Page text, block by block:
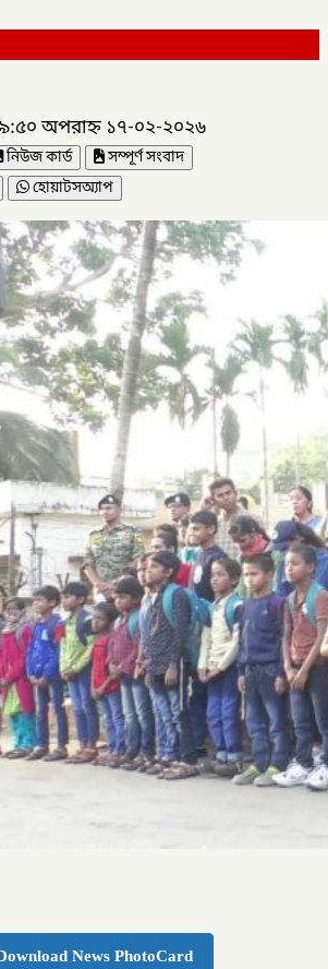
অপরাহ্ন ১৭-০২-২০২৬
নিউজ কার্ড
সম্পূর্ণ সংবাদ
হোয়াটসঅ্যাপ
News PhotoCard